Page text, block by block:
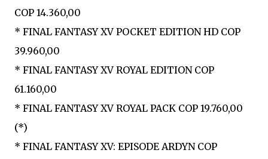
COP 14.360,00
* FINAL FANTASY XV POCKET EDITION HD COP
39.960,00
* FINAL FANTASY XV ROYAL EDITION COP
61.160,00
* FINAL FANTASY XV ROYAL PACK COP 19.760,00
(*)
* FINAL FANTASY XV: EPISODE ARDYN COP